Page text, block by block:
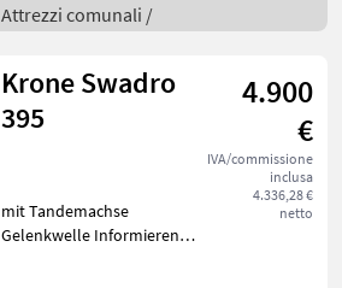
Ihnen angefragte Maschine
aktuell bei uns am Lager
Attrezzi comunali /
Krone Swadro
395
4.900
€
IVA/commissione
inclusa
4.336,28 €
netto
mit Tandemachse
Gelenkwelle Informieren